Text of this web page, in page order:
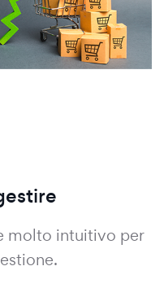
molto intuitivo per